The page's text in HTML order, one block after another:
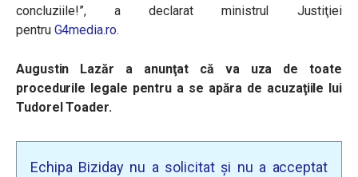
concluziile!”, a declarat ministrul Justiţiei
pentru G4media.ro.
Augustin Lazăr a anunţat că va uza de toate
procedurile legale pentru a se apăra de acuzaţiile lui
Tudorel Toader.
Echipa Biziday nu a solicitat și nu a acceptat